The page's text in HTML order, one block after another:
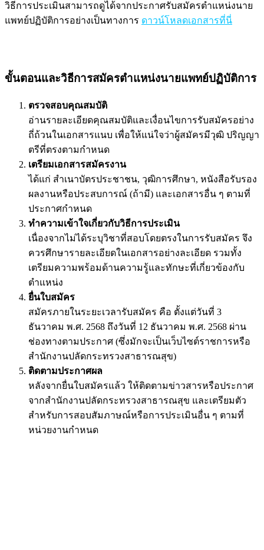
วิธีการประเมินสามารถดูได้จากประกาศรับสมัครตำแหน่งนาย
แพทย์ปฏิบัติการอย่างเป็นทางการ ดาวน์โหลดเอกสารที่นี่
ขั้นตอนและวิธีการสมัครตำแหน่งนายแพทย์ปฏิบัติการ
ตรวจสอบคุณสมบัติ
อ่านรายละเอียดคุณสมบัติและเงื่อนไขการรับสมัครอย่าง
ถี่ถ้วนในเอกสารแนบ เพื่อให้แน่ใจว่าผู้สมัครมีวุฒิ ปริญญา
ตรีที่ตรงตามกำหนด
เตรียมเอกสารสมัครงาน
ได้แก่ สำเนาบัตรประชาชน, วุฒิการศึกษา, หนังสือรับรอง
ผลงานหรือประสบการณ์ (ถ้ามี) และเอกสารอื่น ๆ ตามที่
ประกาศกำหนด
ทำความเข้าใจเกี่ยวกับวิธีการประเมิน
เนื่องจากไม่ได้ระบุวิชาที่สอบโดยตรงในการรับสมัคร จึง
ควรศึกษารายละเอียดในเอกสารอย่างละเอียด รวมทั้ง
เตรียมความพร้อมด้านความรู้และทักษะที่เกี่ยวข้องกับ
ตำแหน่ง
ยื่นใบสมัคร
สมัครภายในระยะเวลารับสมัคร คือ ตั้งแต่วันที่ 3
ธันวาคม พ.ศ. 2568 ถึงวันที่ 12 ธันวาคม พ.ศ. 2568 ผ่าน
ช่องทางตามประกาศ (ซึ่งมักจะเป็นเว็บไซต์ราชการหรือ
สำนักงานปลัดกระทรวงสาธารณสุข)
ติดตามประกาศผล
หลังจากยื่นใบสมัครแล้ว ให้ติดตามข่าวสารหรือประกาศ
จากสำนักงานปลัดกระทรวงสาธารณสุข และเตรียมตัว
สำหรับการสอบสัมภาษณ์หรือการประเมินอื่น ๆ ตามที่
หน่วยงานกำหนด